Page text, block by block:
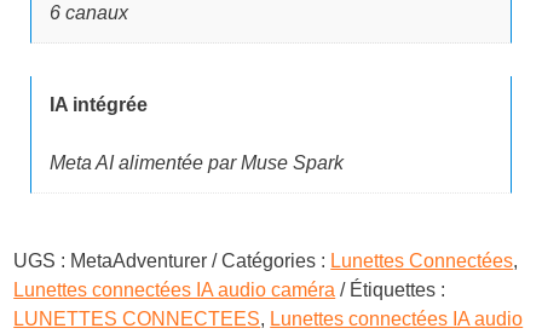
6 canaux
IA intégrée
Meta AI alimentée par Muse Spark
UGS : MetaAdventurer Catégories : Lunettes Connectées,
Lunettes connectées IA audio caméra
Étiquettes :
LUNETTES CONNECTEES, Lunettes connectées IA audio